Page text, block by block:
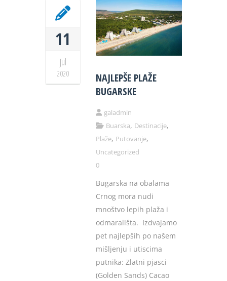
11
Jul
2020
NAJLEPŠE PLAŽE
BUGARSKE
galadmin
Buarska, Destinacije,
Plaže, Putovanje,
Uncategorized
0
Bugarska na obalama
Crnog mora nudi
mnoštvo lepih plaža i
odmarališta. Izdvajamo
pet najlepših po našem
mišljenju i utiscima
putnika: Zlatni pjasci
(Golden Sands) Cacao